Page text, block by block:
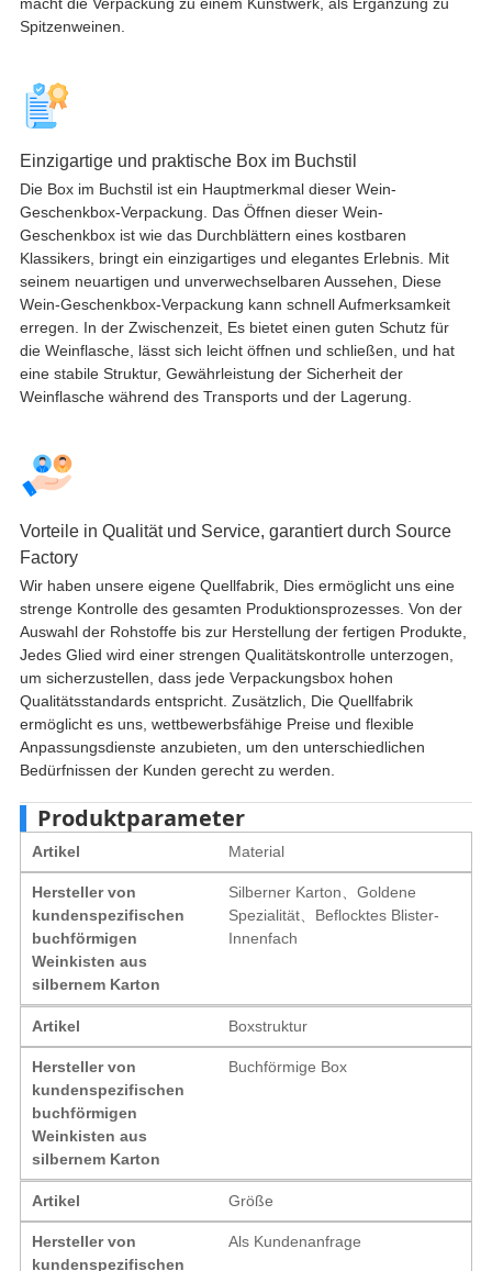
Spitzenweinen.
Einzigartige und praktische Box im Buchstil
Die Box im Buchstil ist ein Hauptmerkmal dieser Wein-
Geschenkbox-Verpackung. Das Öffnen dieser Wein-
Geschenkbox ist wie das Durchblättern eines kostbaren
Klassikers, bringt ein einzigartiges und elegantes Erlebnis. Mit
seinem neuartigen und unverwechselbaren Aussehen, Diese
Wein-Geschenkbox-Verpackung kann schnell Aufmerksamkeit
erregen. In der Zwischenzeit, Es bietet einen guten Schutz für
die Weinflasche, lässt sich leicht öffnen und schließen, und hat
eine stabile Struktur, Gewährleistung der Sicherheit der
Weinflasche während des Transports und der Lagerung.
Vorteile in Qualität und Service, garantiert durch Source
Factory
Wir haben unsere eigene Quellfabrik, Dies ermöglicht uns eine
strenge Kontrolle des gesamten Produktionsprozesses. Von der
Auswahl der Rohstoffe bis zur Herstellung der fertigen Produkte,
Jedes Glied wird einer strengen Qualitätskontrolle unterzogen,
um sicherzustellen, dass jede Verpackungsbox hohen
Qualitätsstandards entspricht. Zusätzlich, Die Quellfabrik
ermöglicht es uns, wettbewerbsfähige Preise und flexible
Anpassungsdienste anzubieten, um den unterschiedlichen
Bedürfnissen der Kunden gerecht zu werden.
Produktparameter
Artikel Material
Hersteller von
kundenspezifischen
buchförmigen
Weinkisten aus
silbernem Karton
Silberner Karton、Goldene
Spezialität、Beflocktes Blister-
Innenfach
Artikel Boxstruktur
Hersteller von
kundenspezifischen
buchförmigen
Weinkisten aus
silbernem Karton
Buchförmige Box
Artikel Größe
Hersteller von
kundenspezifischen
Als Kundenanfrage